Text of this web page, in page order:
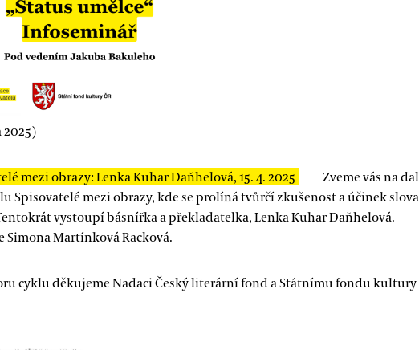
2025)
mezi obrazy: Lenka Kuhar Daňhelová, 15. 4. 2025
Zveme vás na
Spisovatelé mezi obrazy, kde se prolíná tvůrčí zkušenost a účinek
vystoupí básnířka a překladatelka, Lenka Kuhar Daňhelová.
Simona Martínková Racková.
cyklu děkujeme Nadaci Český literární fond a Státnímu fondu kultury